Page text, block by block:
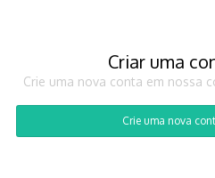
Criar uma
Crie uma nova conta em nossa
Crie uma nova